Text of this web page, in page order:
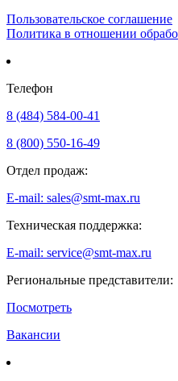
Пользовательское соглашение
Политика в отношении
Телефон
8 (484) 584-00-41
8 (800) 550-16-49
Отдел продаж:
E-mail: sales@smt-max.ru
Техническая поддержка:
E-mail: service@smt-max.ru
Региональные представители:
Посмотреть
Вакансии